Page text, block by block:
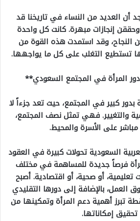
أن العديد من النساء في تاريخنا قد
إنجازات مبهرة. كانت كل واحدة
وقد استمدت هذه القوة من
تستطيع التغلب على كل ما يواجهها.
المرأة في المجتمع السعودي**
بدور كبير في المجتمع، حيث تعد جزءاً لا
والتغيير. فهي تمثل نصف المجتمع،
مباشر على الأسرة والمحيط.
السعودية تحولات كبيرة في العقود
فرصاً جديدة للمساهمة في مختلف
تعليمية، أو صحية، أو اقتصادية. أصبح
العمل، بالإضافة إلى دورها التقليدي
تبرز أهمية دعم المرأة وتمكينها من
تحقيق إمكاناتها.